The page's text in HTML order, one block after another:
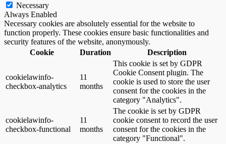
Necessary
Always Enabled
Necessary cookies are absolutely essential for the website to
function properly. These cookies ensure basic functionalities and
security features of the website, anonymously.
Cookie
Duration Description
cookielawinfo-
checkbox-analytics
11
months
This cookie is set by GDPR
Cookie Consent plugin. The
cookie is used to store the user
consent for the cookies in the
category "Analytics".
cookielawinfo-
checkbox-functional
11
months
The cookie is set by GDPR
cookie consent to record the user
consent for the cookies in the
category "Functional".